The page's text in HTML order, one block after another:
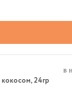
24гр